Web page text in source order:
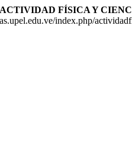
ACTIVIDAD FÍSICA Y
index.php/